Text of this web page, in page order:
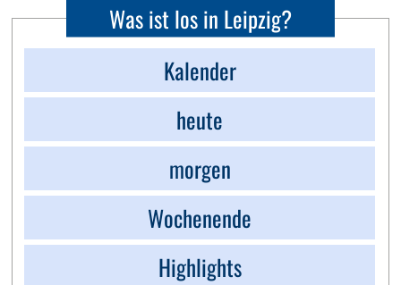
Was ist los in Leipzig?
Kalender
heute
morgen
Wochenende
Highlights